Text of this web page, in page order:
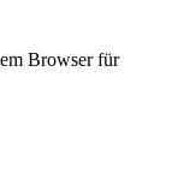
Browser für